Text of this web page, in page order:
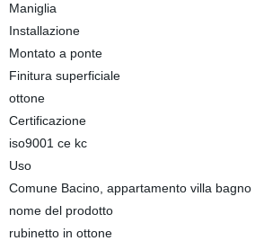
Maniglia
Installazione
Montato a ponte
Finitura superficiale
ottone
Certificazione
iso9001 ce kc
Uso
Comune Bacino, appartamento villa bagno
nome del prodotto
rubinetto in ottone